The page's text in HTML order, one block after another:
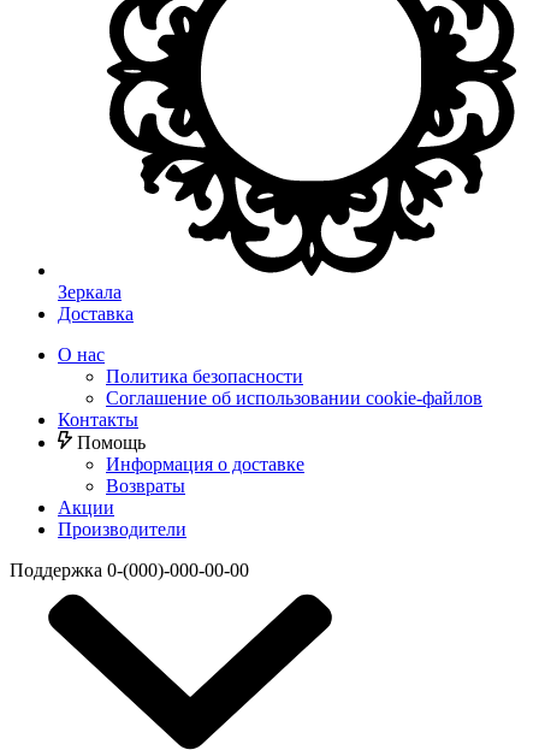
Зеркала
Доставка
О нас
Политика безопасности
Соглашение об использовании cookie-файлов
Контакты
Помощь
Информация о доставке
Возвраты
Акции
Производители
Поддержка 0-(000)-000-00-00